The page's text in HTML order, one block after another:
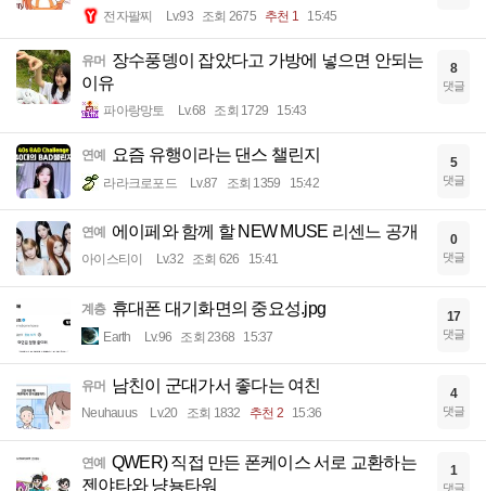
전자팔찌 Lv.93 조회 2675 추천 1 15:45
유머 장수풍뎅이 잡았다고 가방에 넣으면 안되는
이유
파아랑망토 Lv.68 조회 1729 15:43
8
댓글
연예 요즘 유행이라는 댄스 챌린지
라라크로포드 Lv.87 조회 1359 15:42
5
댓글
연예 에이페와 함께 할 NEW MUSE 리센느 공개
아이스티이 Lv.32 조회 626 15:41
0
댓글
계층 휴대폰 대기화면의 중요성.jpg
Earth Lv.96 조회 2368 15:37
17
댓글
유머 남친이 군대가서 좋다는 여친
Neuhauus Lv.20 조회 1832 추천 2 15:36
4
댓글
연예
QWER) 직접 만든 폰케이스 서로 교환하는
젠야타와 냥뇽타워
1
댓글